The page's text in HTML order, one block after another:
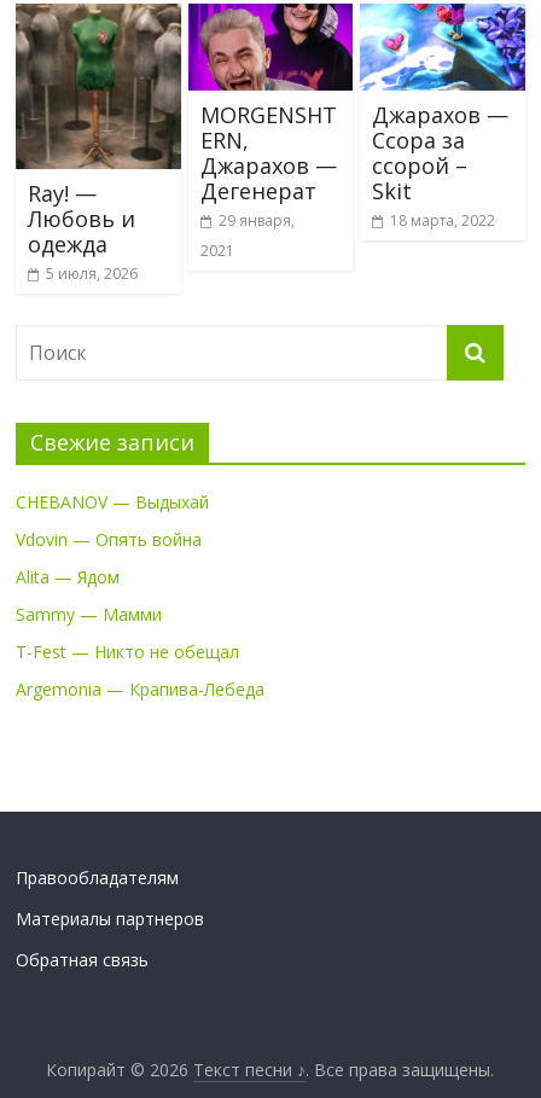
Ray! —
Любовь и
одежда
5 июля, 2026
MORGENSHT
ERN,
Джарахов —
Дегенерат
29 января,
2021
Джарахов —
Ссора за
ссорой –
Skit
18 марта, 2022
Свежие записи
CHEBANOV — Выдыхай
Vdovin — Опять война
Alita — Ядом
Sammy — Мамми
T-Fest — Никто не обещал
Argemonia — Крапива-Лебеда
Правообладателям
Материалы партнеров
Обратная связь
Копирайт © 2026 Текст песни ♪. Все права защищены.